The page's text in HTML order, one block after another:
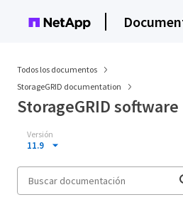
Todos los documentos
StorageGRID documentation
StorageGRID software
Versión
11.9